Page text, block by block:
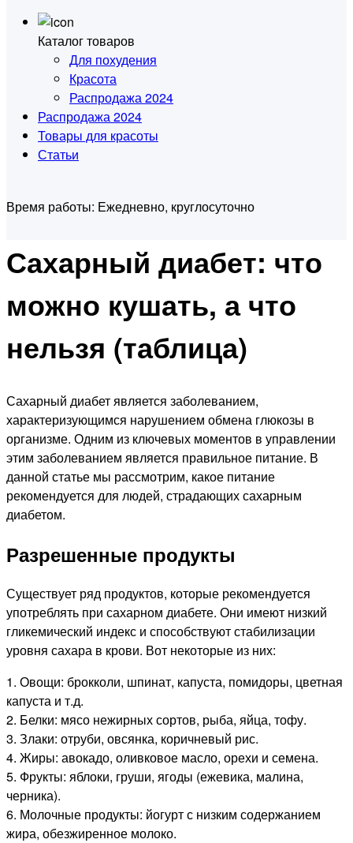
Каталог товаров
Для похудения
Красота
Распродажа 2024
Распродажа 2024
Товары для красоты
Статьи
Время работы: Ежедневно, круглосуточно
Сахарный диабет: что
можно кушать, а что
нельзя (таблица)
Сахарный диабет является заболеванием,
характеризующимся нарушением обмена глюкозы в
организме. Одним из ключевых моментов в управлении
этим заболеванием является правильное питание. В
данной статье мы рассмотрим, какое питание
рекомендуется для людей, страдающих сахарным
диабетом.
Разрешенные продукты
Существует ряд продуктов, которые рекомендуется
употреблять при сахарном диабете. Они имеют низкий
гликемический индекс и способствуют стабилизации
уровня сахара в крови. Вот некоторые из них:
1. Овощи: брокколи, шпинат, капуста, помидоры, цветная
капуста и т.д.
2. Белки: мясо нежирных сортов, рыба, яйца, тофу.
3. Злаки: отруби, овсянка, коричневый рис.
4. Жиры: авокадо, оливковое масло, орехи и семена.
5. Фрукты: яблоки, груши, ягоды (ежевика, малина,
черника).
6. Молочные продукты: йогурт с низким содержанием
жира, обезжиренное молоко.